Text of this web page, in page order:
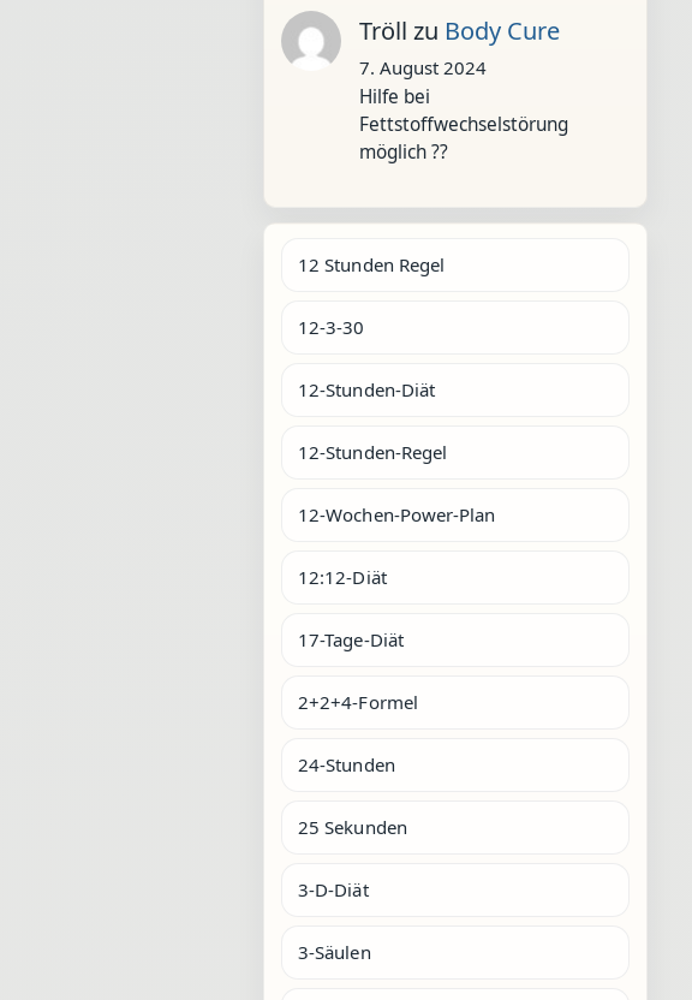
Tröll zu Body Cure
7. August 2024
Hilfe bei
Fettstoffwechselstörung
möglich ??
12 Stunden Regel
12-3-30
12-Stunden-Diät
12-Stunden-Regel
12-Wochen-Power-Plan
12:12-Diät
17-Tage-Diät
2+2+4-Formel
24-Stunden
25 Sekunden
3-D-Diät
3-Säulen